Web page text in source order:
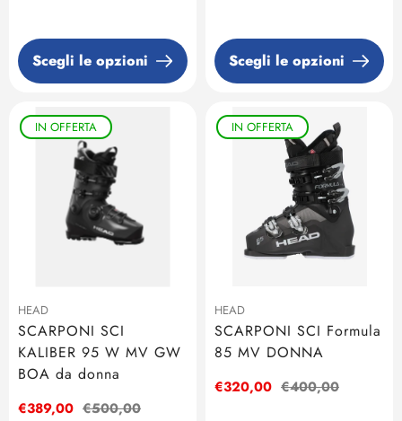
Scegli le opzioni Scegli le opzioni
IN OFFERTA
HEAD
SCARPONI SCI
KALIBER 95 W MV GW
BOA da donna
Prezzo
€389,00 Prezzo
€500,00
IN OFFERTA
HEAD
SCARPONI SCI Formula
85 MV DONNA
Prezzo
€320,00 Prezzo
€400,00